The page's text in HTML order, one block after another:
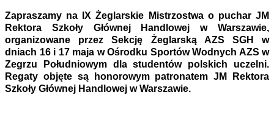
Zapraszamy na IX Żeglarskie Mistrzostwa o puchar JM
Rektora Szkoły Głównej Handlowej w Warszawie,
organizowane przez Sekcję Żeglarską AZS SGH w
dniach 16 i 17 maja w Ośrodku Sportów Wodnych AZS w
Zegrzu Południowym dla studentów polskich uczelni.
Regaty objęte są honorowym patronatem JM Rektora
Szkoły Głównej Handlowej w Warszawie.